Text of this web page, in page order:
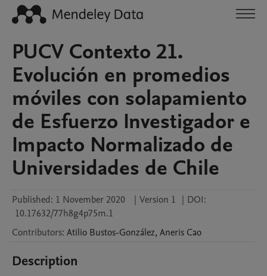
PUCV Contexto 21.
Evolución en promedios
móviles con solapamiento
de Esfuerzo Investigador e
Impacto Normalizado de
Universidades de Chile
Published: 1 November 2020 | Version 1 | DOI:
10.17632/77h8g4p75m.1
Contributors: Atilio Bustos-González, Aneris Cao
Description